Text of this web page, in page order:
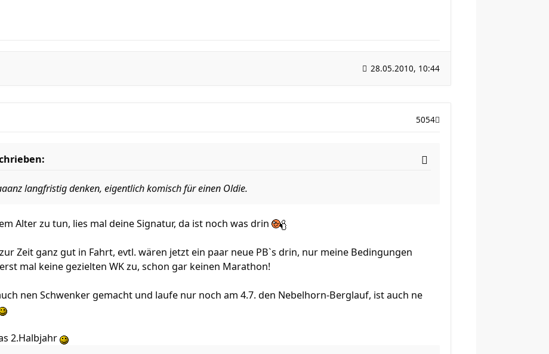
28.05.2010, 10:44
5054
langfristig denken, eigentlich komisch für einen Oldie.
Alter zu tun, lies mal deine Signatur, da ist noch was drin
Zeit ganz gut in Fahrt, evtl. wären jetzt ein paar neue PB`s drin, nur meine Bedingungen
mal keine gezielten WK zu, schon gar keinen Marathon!
nen Schwenker gemacht und laufe nur noch am 4.7. den Nebelhorn-Berglauf, ist auch ne
2.Halbjahr